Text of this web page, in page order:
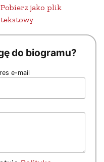
Pobierz jako plik
tekstowy
do biogramu?
e-mail